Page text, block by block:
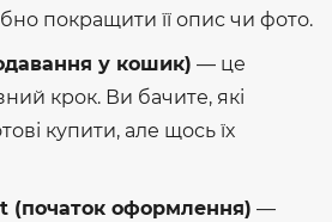
покращити її опис чи фото.
у кошик) — це
крок. Ви бачите, які
купити, але щось їх
(початок оформлення) —